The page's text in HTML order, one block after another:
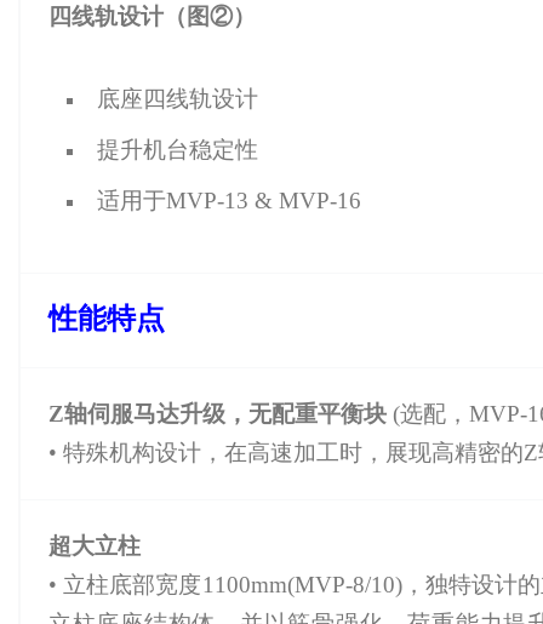
四线轨设计（图②）
底座四线轨设计
提升机台稳定性
适用于MVP-13 & MVP-16
性能特点
Z轴伺服马达升级，无配重平衡块 (选配，MVP-
• 特殊机构设计，在高速加工时，展现高精密的
超大立柱
• 立柱底部宽度1100mm(MVP-8/10)，独特设计